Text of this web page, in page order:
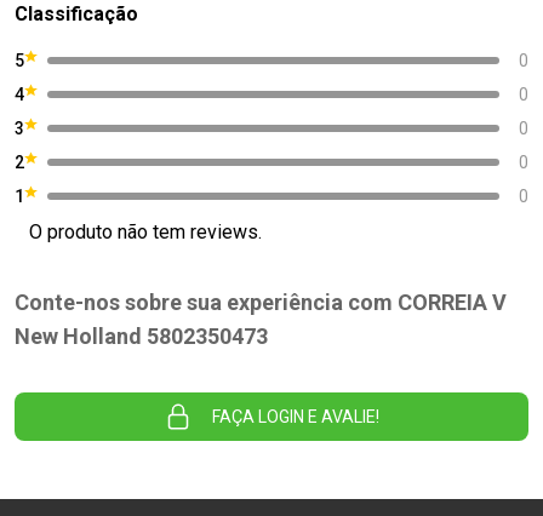
Classificação
5
0
4
0
3
0
2
0
1
0
O produto não tem reviews.
Conte-nos sobre sua experiência com CORREIA V
New Holland 5802350473
FAÇA LOGIN E AVALIE!